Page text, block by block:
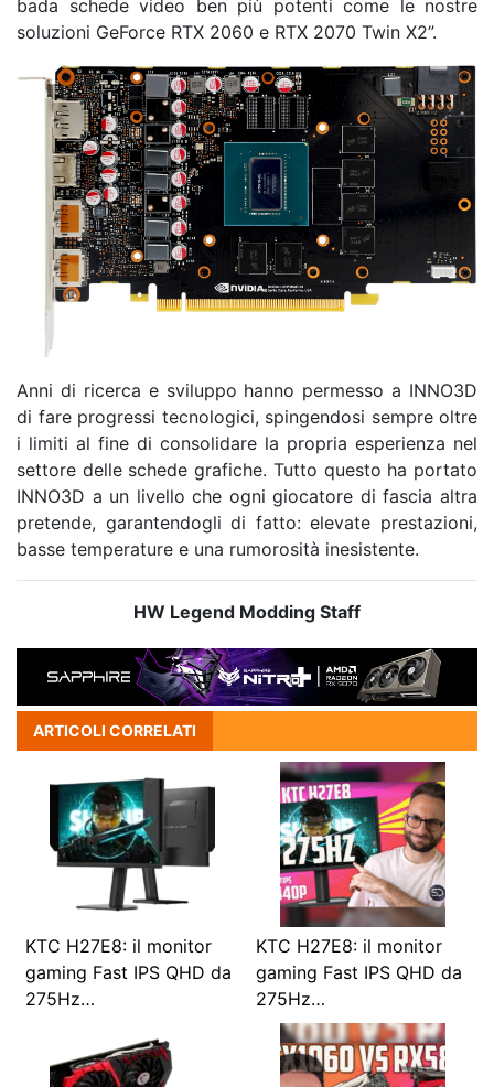
bada schede video ben più potenti come le nostre
soluzioni GeForce RTX 2060 e RTX 2070 Twin X2”.
Anni di ricerca e sviluppo hanno permesso a INNO3D
di fare progressi tecnologici, spingendosi sempre oltre
i limiti al fine di consolidare la propria esperienza nel
settore delle schede grafiche. Tutto questo ha portato
INNO3D a un livello che ogni giocatore di fascia altra
pretende, garantendogli di fatto: elevate prestazioni,
basse temperature e una rumorosità inesistente.
HW Legend Modding Staff
ARTICOLI CORRELATI
KTC H27E8: il monitor
gaming Fast IPS QHD da
275Hz…
KTC H27E8: il monitor
gaming Fast IPS QHD da
275Hz…